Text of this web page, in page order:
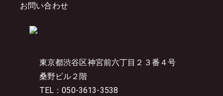
東京都渋谷区神宮前六丁目２３番４号
桑野ビル２階
TEL：050-3613-3538
お問い合わせ